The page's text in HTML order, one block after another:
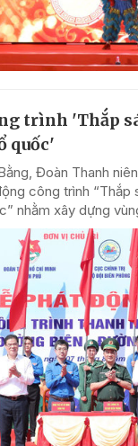
trình 'Thắp
quốc'
Đoàn Thanh
công trình “Thắp
nhằm xây dựng